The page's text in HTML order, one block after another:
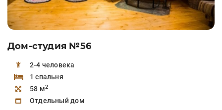
Дом-студия №56
2-4 человека
1 спальня
58 м2
Отдельный дом